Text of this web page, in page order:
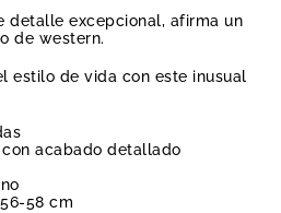
detalle excepcional, afirma un
de western.
estilo de vida con este inusual
acabado detallado
58 cm